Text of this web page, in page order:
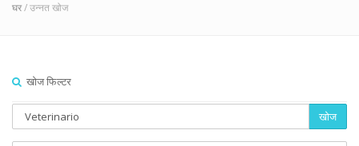
घर/ उन्नत खोज
खोज फिल्टर
खोज